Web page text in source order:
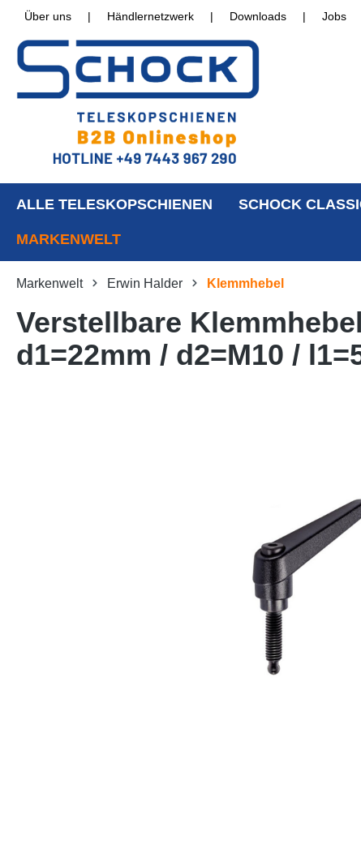
Über uns | Händlernetzwerk | Downloads | Jobs
ALLE TELESKOPSCHIENEN SCHOCK
MARKENWELT
Markenwelt Erwin Halder Klemmhebel
Verstellbare
d1=22mm / d2=M10 /